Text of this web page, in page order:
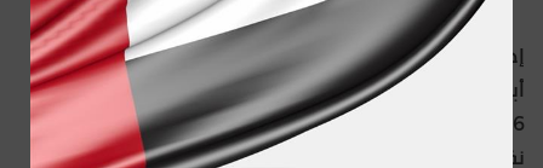
إجمالي إيرادات التأمين: بلغ إجمالي إيرادات التأمين لشركة
أبوظبي الوطنية للتأمين للربع الأول المنتهي في 31 مارس
2026، 1.9 مليار درهم، بالمقارنة مع 2.0 مليار دهم في الفترة
نفسها من العام الفائت.